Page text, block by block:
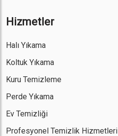
Hizmetler
Halı Yıkama
Koltuk Yıkama
Kuru Temizleme
Perde Yıkama
Ev Temizliği
Profesyonel Temizlik Hizmetleri